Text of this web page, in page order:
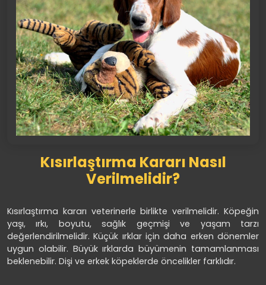
Kısırlaştırma Kararı Nasıl
Verilmelidir?
Kısırlaştırma kararı veterinerle birlikte verilmelidir. Köpeğin
yaşı, ırkı, boyutu, sağlık geçmişi ve yaşam tarzı
değerlendirilmelidir. Küçük ırklar için daha erken dönemler
uygun olabilir. Büyük ırklarda büyümenin tamamlanması
beklenebilir. Dişi ve erkek köpeklerde öncelikler farklıdır.